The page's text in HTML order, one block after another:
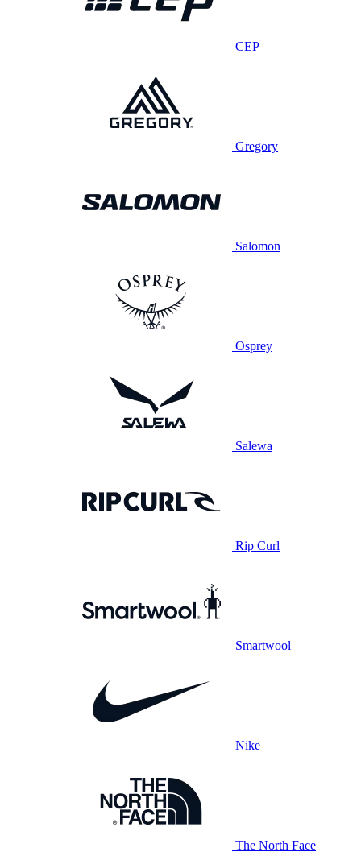
CEP
Gregory
Salomon
Osprey
Salewa
Rip Curl
Smartwool
Nike
The North Face